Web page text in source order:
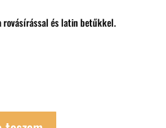
rovásírással és latin betűkkel.